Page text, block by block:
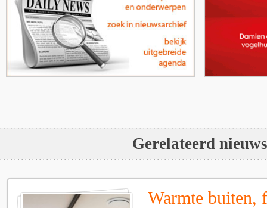
Gerelateerd nieuws
Warmte buiten,